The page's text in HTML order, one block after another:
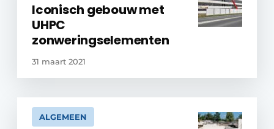
Iconisch gebouw met
UHPC
zonweringselementen
31 maart 2021
ALGEMEEN